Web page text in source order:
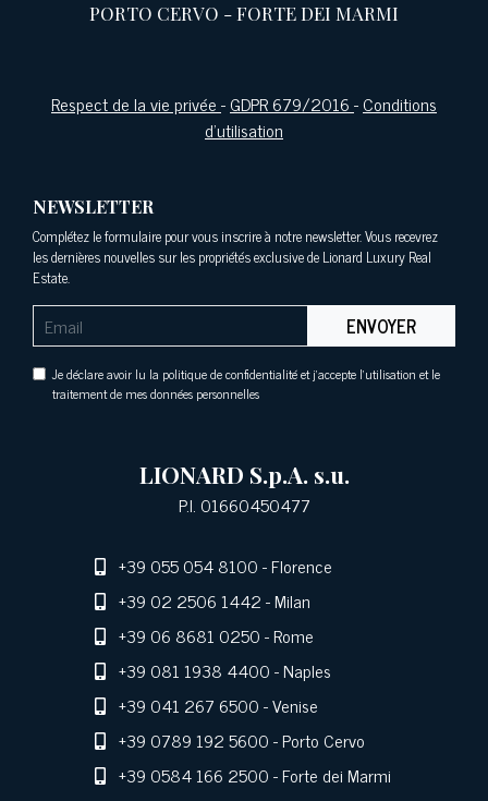
PORTO CERVO -FORTE DEI MARMI
Respect de la vie privée-GDPR 679/2016-Conditions
d'utilisation
NEWSLETTER
Complétez le formulaire pour vous inscrire à notre newsletter. Vous recevrez
les dernières nouvelles sur les propriétés exclusive de Lionard Luxury Real
Estate.
ENVOYER
Je déclare avoir lu la politique de confidentialité et j'accepte l'utilisation et le
traitement de mes données personnelles
LIONARD S.p.A. s.u.
P.I. 01660450477
+39 055 054 8100- Florence
+39 02 2506 1442- Milan
+39 06 8681 0250- Rome
+39 081 1938 4400- Naples
+39 041 267 6500- Venise
+39 0789 192 5600- Porto Cervo
+39 0584 166 2500- Forte dei Marmi